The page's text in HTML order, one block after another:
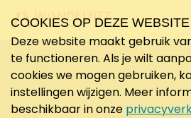
COOKIES OP DEZE WEBSITE
Deze website maakt gebruik
te functioneren. Als je wilt
cookies we mogen gebruiken,
instellingen wijzigen. Meer
beschikbaar in onze